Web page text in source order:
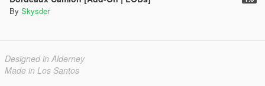
By Skysder
Designed in Alderney
Made in Los Santos